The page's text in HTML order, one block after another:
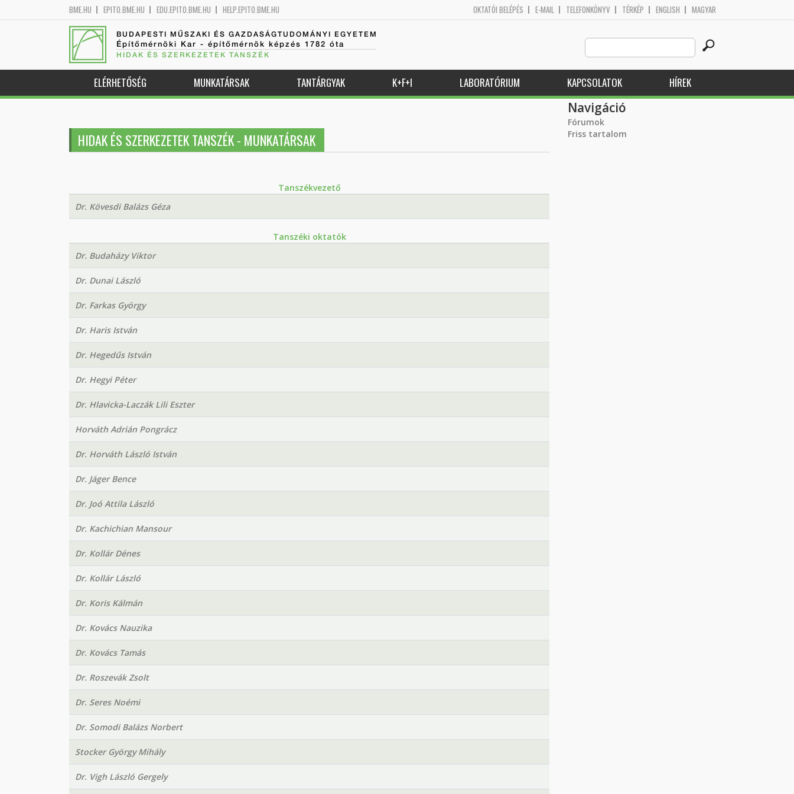
BME.HU EPITO.BME.HU EDU.EPITO.BME.HU HELP.EPITO.BME.HU OKTATÓI BELÉPÉS E-MAIL TELEFONKÖNYV TÉRKÉP ENGLISH MAGYAR
BUDAPESTI MŰSZAKI ÉS GAZDASÁGTUDOMÁNYI EGYETEM
Építőmérnöki Kar - építőmérnök képzés 1782 óta
HIDAK ÉS SZERKEZETEK TANSZÉK
Search
this
site
ELÉRHETŐSÉG MUNKATÁRSAK TANTÁRGYAK K+F+I LABORATÓRIUM KAPCSOLATOK HÍREK
HIDAK ÉS SZERKEZETEK TANSZÉK - MUNKATÁRSAK
Tanszékvezető
Dr. Kövesdi Balázs Géza
Tanszéki oktatók
Dr. Budaházy Viktor
Dr. Dunai László
Dr. Farkas György
Dr. Haris István
Dr. Hegedűs István
Dr. Hegyi Péter
Dr. Hlavicka-Laczák Lili Eszter
Horváth Adrián Pongrácz
Dr. Horváth László István
Dr. Jáger Bence
Dr. Joó Attila László
Dr. Kachichian Mansour
Dr. Kollár Dénes
Dr. Kollár László
Dr. Koris Kálmán
Dr. Kovács Nauzika
Dr. Kovács Tamás
Dr. Roszevák Zsolt
Dr. Seres Noémi
Dr. Somodi Balázs Norbert
Stocker György Mihály
Dr. Vigh László Gergely
Navigáció
Fórumok
Friss tartalom